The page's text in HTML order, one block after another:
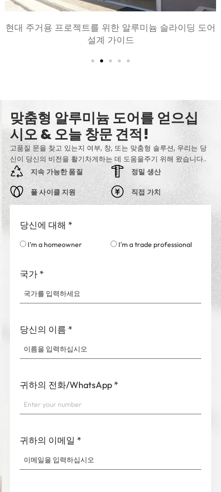
트를 위한 알루미늄 슬라이딩 도어
침실과 거실을
맞춤형 알루미늄 도어를 얻으십
시오 & 오늘 창문 견적!
고품질 문을 찾고 있는지 여부, 창, 또는 맞춤형 솔루션, 우리는 당
신이 당신의 비전을 활기차게하는 데 도움을주기 위해 왔습니다..
지속 가능한 품질
풀 사이클 지원
정밀 생산
직접 가치
당신에 대해 *
I'm a homeowner I'm a trade professional
국가 *
당신의 이름 *
귀하의 전화/WhatsApp *
귀하의 이메일 *